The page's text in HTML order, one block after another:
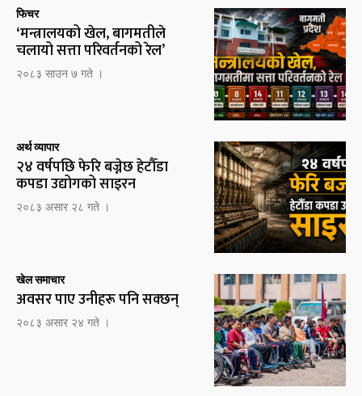
फिचर
‘मन्त्रालयको खेल, बागमतीले
चलायो सत्ता परिवर्तनको रेल’
२०८३ साउन ७ गते ।
अर्थ व्यापार
२४ वर्षपछि फेरि बज्नेछ हेटौँडा
कपडा उद्योगको साइरन
२०८३ असार २८ गते ।
खेल समाचार
अवसर पाए उनीहरू पनि सक्छन्
२०८३ असार २४ गते ।